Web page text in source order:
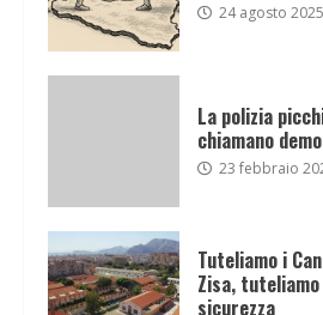
24 agosto 2025
La polizia
chiamano
23 febbraio
Tuteliamo i
Zisa,
sicurezza